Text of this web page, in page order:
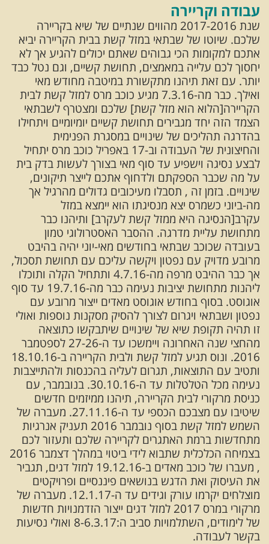
עבודה וקריירה
שנת 2017-2016 מהווים שנתיים של שיא בקריירה
שלכם. שיוטו של שבתאי במזל קשת בבית הקריירה יביא
אתכם למקומות הכי גבוהים שאתם יכולים להגיע אך לא
יחסוך לכם עלייה במאמצים, תחושת קשיים, וגם נטל כבד
יותר. עם זאת תיהנו מתקשורת במיטבה מחודש מאי
ואילך. כבר מה-7.3.16 מגיע כוכב מרס למזל קשת לבית
הקריירה[הלוא הוא מזל קשת] שלכם ומצטרף לשבתאי
הצמד הזה יחד מגבירים תחושת קשיים יומיומיים ויתחילו
בהדרגה תהליכים של שינויים במסגרת הפנימית
והחיצונית של העבודה וב-17 באפריל כוכב מרס יתחיל
לבצע נסיגה וישפיע עד סוף מאי בצורך לעשות בדק בית
על מה שכבר הספקתם ולדחוף אתכם לייצר תיקונים,
שינויים. בזמן זה , תסבלו מעיכובים גדולים מהרגיל אך
מה-ביוני כשמרס יצא מנסיגתו הוא יימצא במזל
עקרב[הנסיגה היא ממזל קשת לעקרב] ותיהנו כבר
מתחושת עליית מדרגה. ההסבר האסטרולוגי טמון
בעובדה שכוכב שבתאי בחודשים מאי-יוני יהיה בהיבט
מרובע מדויק עם נפטון ויקשה עליכם עם תחושת תסכול,
אך כבר ההיבט מרפה מה-4.7.16 ותתחיל הקלה ותוכלו
ליהנות מתחושת יציבות נעימה כבר מה-19.7.16 עד סוף
אוגוסט. בסוף בחודש אוגוסט מאדים ייצור מרובע עם
נפטון ושבתאי ויגרום לצורך להסיק מסקנות נוספות ואולי
זו תהיה תקופת שיא של שינויים שיתבקשו כתוצאה
מהחצי שנה האחרונה ויימשכו עד ה-27-26 לספטמבר
2016. ונוס תגיע למזל קשת ולבית הקריירה ב-18.10.16
ותטיב עם התוצאות, תגרום לעליה בהכנסות ולהתייצבות
נעימה מכל הטלטלות עד ה-30.10.16. בנובמבר, עם
כניסת מרקורי לבית הקריירה, תיהנו ממיזמים חדשים
שיטיבו עם מצבכם הכספי עד ה-27.11.16. מעברה של
השמש למזל קשת בסוף נובמבר 2016 תעניק אנרגיות
מתחדשות ברמת האתגרים לקריירה שלכם ותעזור לכם
בצמיחה הכלכלית שתבוא לידי ביטוי במהלך דצמבר 2016
, מעברו של כוכב מאדים ב-19.12.16 למזל דגים, תגביר
את העיסוק ואת הדגש בנושאים פיננסיים ופרויקטים
מוצלחים יקרמו עורק וגידים עד ה-12.1.17. מעברה של
מרקורי במרס 2017 למזל דגים ייצור הזדמנויות חדשות
של לימודים, השתלמויות סביב ה:8-6.3.17 ואולי נסיעות
בקשר לעבודה.